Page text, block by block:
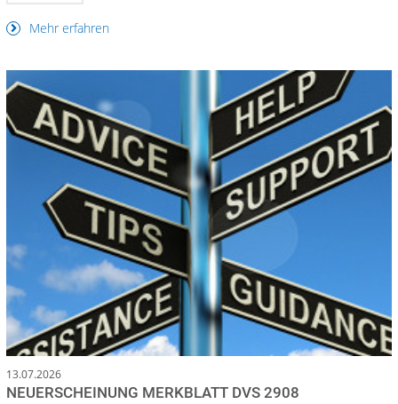
Mehr erfahren
13.07.2026
NEUERSCHEINUNG MERKBLATT DVS 2908